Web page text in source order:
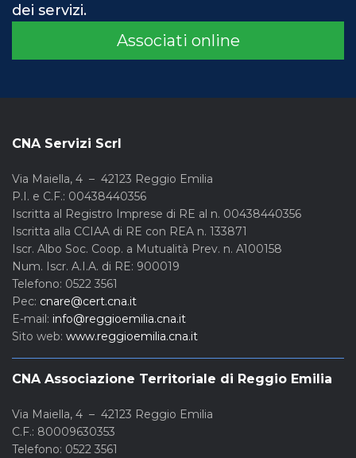
dei servizi.
Associati online
CNA Servizi Scrl
Via Maiella, 4 – 42123 Reggio Emilia
P.I. e C.F.: 00438440356
Iscritta al Registro Imprese di RE al n. 00438440356
Iscritta alla CCIAA di RE con REA n. 133871
Iscr. Albo Soc. Coop. a Mutualità Prev. n. A100158
Num. Iscr. A.I.A. di RE: 900019
Telefono: 0522 3561
Pec: cnare@cert.cna.it
E-mail: info@reggioemilia.cna.it
Sito web: www.reggioemilia.cna.it
CNA Associazione Territoriale di Reggio Emilia
Via Maiella, 4 – 42123 Reggio Emilia
C.F.: 80009630353
Telefono: 0522 3561